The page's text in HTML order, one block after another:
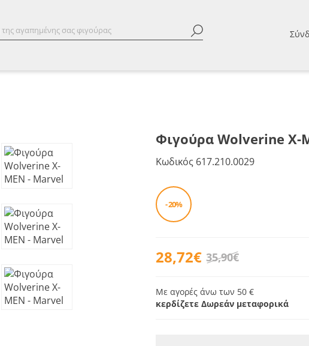
Φιγούρα Wolverine X-
Κωδικός 617.210.0029
- 20%
28,72€ 35,90€
Με αγορές άνω των 50 €
κερδίζετε Δωρεάν μεταφορικά